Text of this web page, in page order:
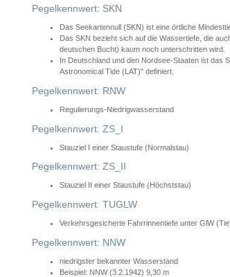
Pegelkennwert: SKN
Das Seekartennull (SKN) ist eine örtliche
Das SKN bezieht sich auf die Wassertiefe, die
deutschen Bucht) kaum noch unterschritten wird.
In Deutschland und den Nordsee-Staaten ist das
Astronomical Tide (LAT)" definiert.
Pegelkennwert: RNW
Regulierungs-Niedrigwasserstand
Pegelkennwert: ZS_I
Stauziel I einer Staustufe (Normalstau)
Pegelkennwert: ZS_II
Stauziel II einer Staustufe (Höchststau)
Pegelkennwert: TUGLW
Verkehrsgesicherte Fahrrinnentiefe unter GlW
Pegelkennwert: NNW
niedrigster bekannter Wasserstand
Beispiel: NNW (3.2.1942) 9,30 m